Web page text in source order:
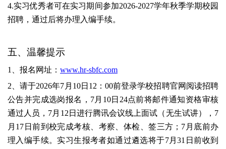
4.实习优秀者可在实习期间参加2026-2027学年秋季学期校园
招聘，通过后将办理入编手续。
五、温馨提示
1、报名网址： www.hr-sbfc.com
2、请于2026年7月10日12：00前登录学校招聘官网阅读招聘
公告并完成选岗报名，7月10日24点前将邮件通知资格审核
通过人员，7月12日进行腾讯会议线上面试（无生试讲），7
月17日前到校完成考核、考察、体检、签三方；7月底前办
理入编手续。实习生报考者如通过遴选将于7月31日前收到